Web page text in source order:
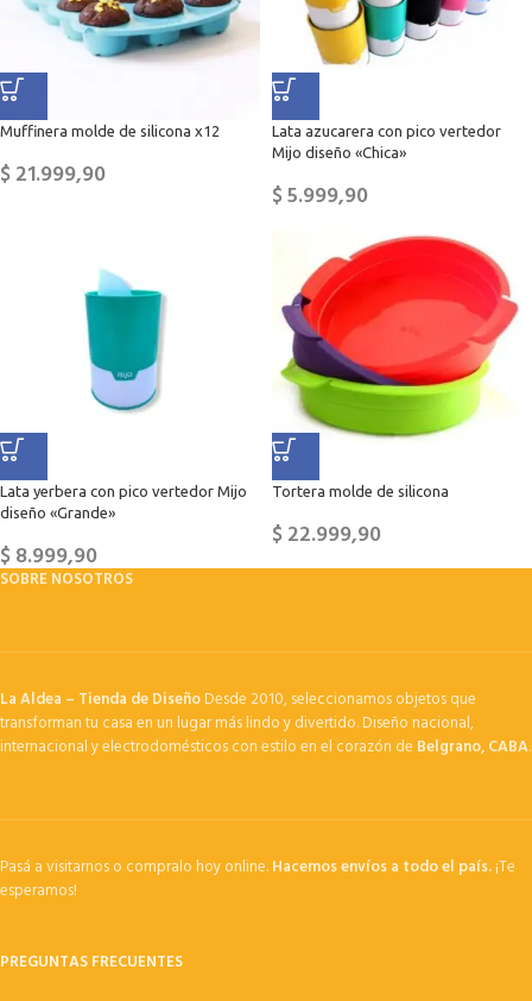
Muffinera molde de silicona x12
$21.999,90
Lata azucarera con pico vertedor
Mijo diseño «Chica»
$5.999,90
Lata yerbera con pico vertedor Mijo
diseño «Grande»
$8.999,90
Tortera molde de silicona
$22.999,90
SOBRE NOSOTROS
La Aldea – Tienda de DiseñoDesde 2010, seleccionamos objetos que
transforman tu casa en un lugar más lindo y divertido. Diseño nacional,
internacional y electrodomésticos con estilo en el corazón de Belgrano, CABA.
Pasá a visitarnos o compralo hoy online.Hacemos envíos a todo el país.¡Te
esperamos!
PREGUNTAS FRECUENTES